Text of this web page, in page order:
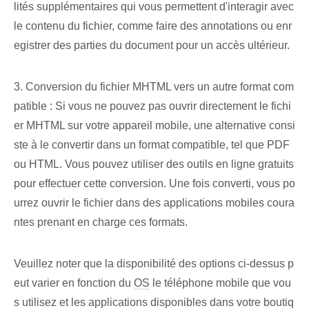
lités supplémentaires qui vous permettent d'interagir avec
le contenu du fichier, comme faire des annotations ou enr
egistrer des parties du document pour un accès ultérieur.
3. Conversion du fichier MHTML vers un autre format com
patible : Si vous ne pouvez pas ouvrir directement le fichi
er MHTML sur votre appareil mobile, une alternative consi
ste à le convertir dans un format compatible, tel que PDF
ou HTML. Vous pouvez utiliser des outils en ligne gratuits
pour effectuer cette conversion. Une fois converti, vous po
urrez ouvrir le fichier dans des applications mobiles coura
ntes prenant en charge ces formats.
Veuillez noter que la disponibilité des options ci-dessus p
eut varier en fonction du OS le téléphone mobile que vou
s utilisez et les applications disponibles dans votre boutiq